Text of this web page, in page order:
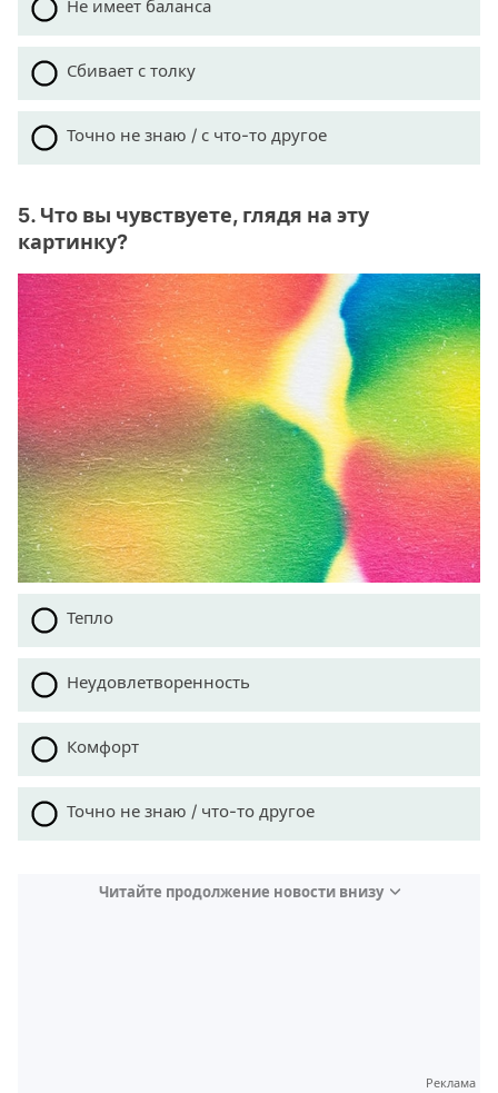
Не имеет баланса
Сбивает с толку
Точно не знаю / с что-то другое
5. Что вы чувствуете, глядя на эту
картинку?
Тепло
Неудовлетворенность
Комфорт
Точно не знаю / что-то другое
Читайте продолжение новости внизу
Реклама